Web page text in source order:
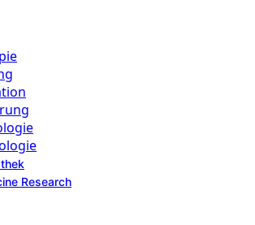
Research